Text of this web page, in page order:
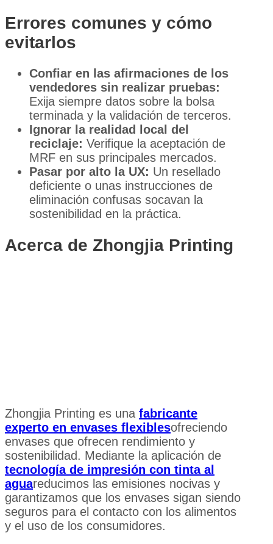
Errores comunes y cómo
evitarlos
Confiar en las afirmaciones de los
vendedores sin realizar pruebas:
Exija siempre datos sobre la bolsa
terminada y la validación de terceros.
Ignorar la realidad local del
reciclaje: Verifique la aceptación de
MRF en sus principales mercados.
Pasar por alto la UX: Un resellado
deficiente o unas instrucciones de
eliminación confusas socavan la
sostenibilidad en la práctica.
Acerca de Zhongjia Printing
Zhongjia Printing es una fabricante
experto en envases flexiblesofreciendo
envases que ofrecen rendimiento y
sostenibilidad. Mediante la aplicación de
tecnología de impresión con tinta al
aguareducimos las emisiones nocivas y
garantizamos que los envases sigan siendo
seguros para el contacto con los alimentos
y el uso de los consumidores.